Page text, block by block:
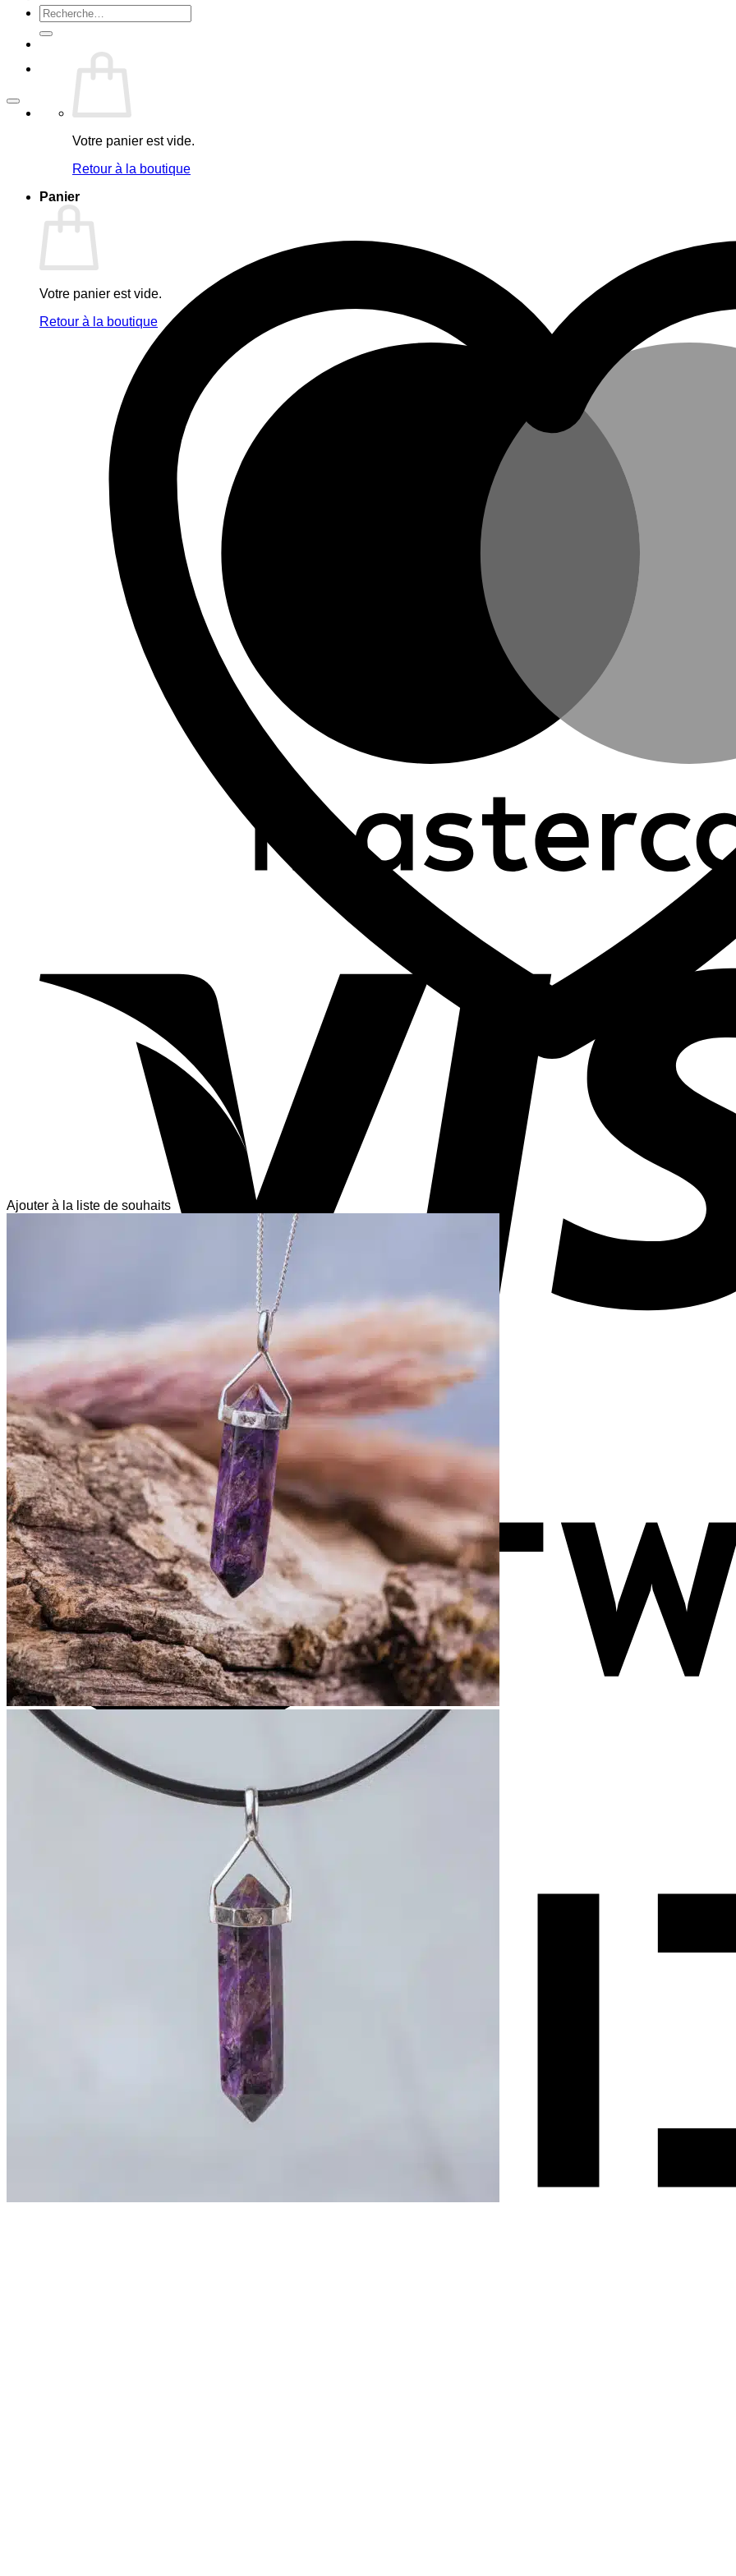
Recherche
pour :
Votre panier est vide.
Retour à la boutique
Panier
Votre panier est vide.
Retour à la boutique
Ajouter à la liste de souhaits